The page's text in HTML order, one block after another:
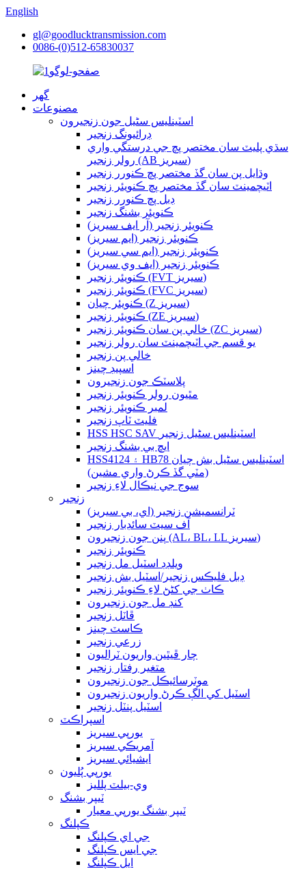
English
gl@goodlucktransmission.com
0086-(0)512-65830037
گھر
مصنوعات
اسٽينلیس سٹیل جون زنجيرون
ڊرائيونگ زنجير
سڌي پليٽ سان مختصر پچ جي درستگي واري
رولر زنجير (AB سيريز)
وڌايل پن سان گڏ مختصر پچ ڪنورر زنجير
اٽيچمينٽ سان گڏ مختصر پچ ڪنويئر زنجير
ڊبل پچ ڪنورر زنجير
ڪنويئر بشنگ زنجير
ڪنويئر زنجير (آر ايف سيريز)
ڪنويئر زنجير (ايم سيريز)
ڪنويئر زنجير (ايم سي سيريز)
ڪنويئر زنجير (ايف وي سيريز)
ڪنويئر زنجير (FVT سيريز)
ڪنويئر زنجير (FVC سيريز)
ڪنويئر چيان (Z سيريز)
ڪنويئر زنجير (ZE سيريز)
خالي پن سان ڪنويئر زنجير (ZC سيريز)
يو قسم جي اٽيچمينٽ سان رولر زنجير
خالي پن زنجير
اسپيڊ چينز
پلاسٽڪ جون زنجيرون
مٿيون رولر ڪنويئر زنجير
لمبر ڪنويئر زنجير
فليٽ ٽاپ زنجير
HSS HSC SAV اسٽينلیس سٹیل زنجير
ايڇ بي بشنگ زنجير
HSS4124 ۽ HB78 اسٽينلیس سٹیل بش چيان
(مٽي گڏ ڪرڻ واري مشين)
سوج جي نيڪال لاءِ زنجير
زنجير
ٽرانسميشن زنجير (اي، بي سيريز)
آف سيٽ سائڊبار زنجير
پنن جون زنجيرون (AL، BL، LL سيريز)
ڪنويئر زنجير
ويلڊڊ اسٽيل مل زنجير
ڊبل فليڪس زنجير/اسٽيل بش زنجير
ڪاٺ جي کڻڻ لاءِ ڪنويئر زنجير
کنڊ مل جون زنجيرون
ڦاٽل زنجير
ڪاسٽ چينز
زرعي زنجير
چار ڦيٿين واريون ٽراليون
متغير رفتار زنجير
موٽرسائيڪل جون زنجيرون
اسٽيل کي الڳ ڪرڻ واريون زنجيرون
اسٽيل پنٽل زنجير
اسپراڪٽ
يورپي سيريز
آمريڪي سيريز
ايشيائي سيريز
يورپي پُليون
وي-بيلٽ پلليز
ٽيپر بشنگ
ٽيپر بشنگ يورپي معيار
ڪپلنگ
جي اي ڪپلنگ
جي ايس ڪپلنگ
ايل ڪپلنگ